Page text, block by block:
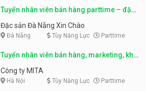
Tuyển nhân viên bán hàng parttime – đặc
sản Đà Nẵng
Đặc sản Đà Nẵng Xin Chào
Đà Nẵng Tùy Năng Lực Parttime
Tuyển nhân viên bán hàng, marketing, kho
– parttime, fulltime
Công ty MITA
Hà Nội Tùy Năng Lực Parttime